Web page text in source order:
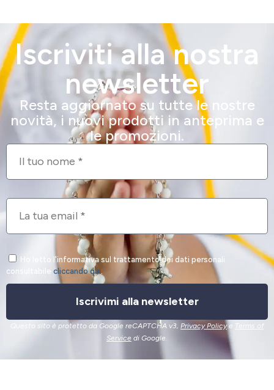
Iscriviti alla nostra
newsletter
Resta aggiornato su tutte le nostre
novità, i nuovi prodotti in anteprima e
le promozioni.
Ho letto l'informativa sul trattamento dei dati personali
consultabile cliccando qui.
Iscrivimi alla newsletter
Questo sito è protetto da Google reCAPTCHA v3, Privacy Policye Terms of
Service di Google.